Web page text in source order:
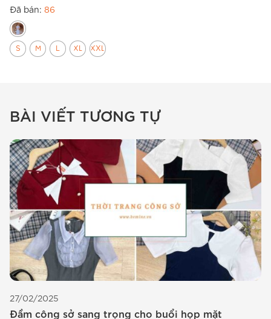
Đã bán: 86
S M L XL XXL
BÀI VIẾT TƯƠNG TỰ
27/02/2025
Đầm công sở sang trọng cho buổi họp mặt